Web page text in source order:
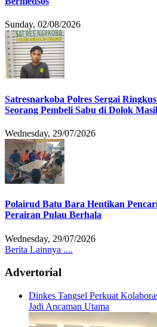
Sunday, 02/08/2026
Satresnarkoba Polres Sergai
Seorang Pembeli Sabu di Dolok
Wednesday, 29/07/2026
Polairud Batu Bara Hentikan
Perairan Pulau Berhala
Wednesday, 29/07/2026
Berita Lainnya ....
Advertorial
Dinkes Tangsel Perkuat
Jadi Ancaman Utama